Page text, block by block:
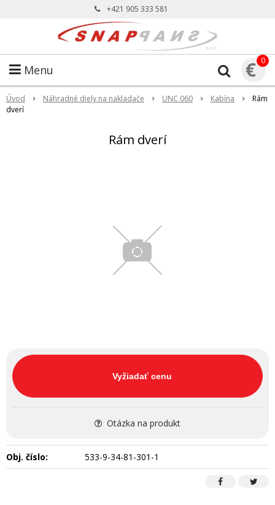
+421 905 333 581
Menu € 0
Úvod Náhradné diely na nakladače UNC 060 Kabína
Rám
dverí
Rám dverí
Vyžiadať cenu
Otázka na produkt
Obj. číslo: 533-9-34-81-301-1